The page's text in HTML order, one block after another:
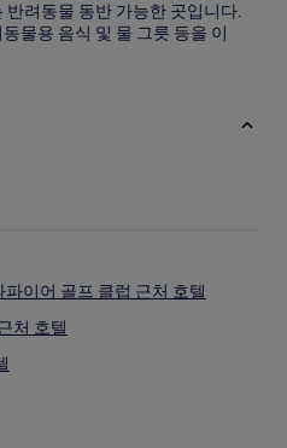
반려동물 동반 가능한 곳입니다.
물용 음식 및 물 그릇 등을 이
이어 골프 클럽 근처 호텔
처 호텔